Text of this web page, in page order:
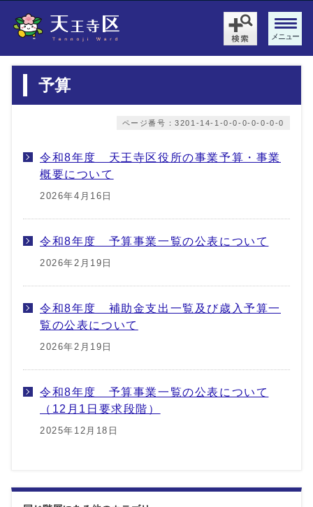
メニュー
予算
ページ番号：3201-14-1-0-0-0-0-0-0-0
令和8年度 天王寺区役所の事業予算・事業
概要について
2026年4月16日
令和8年度 予算事業一覧の公表について
2026年2月19日
令和8年度 補助金支出一覧及び歳入予算一
覧の公表について
2026年2月19日
令和8年度 予算事業一覧の公表について
（12月1日要求段階）
2025年12月18日